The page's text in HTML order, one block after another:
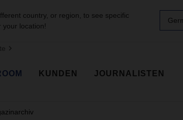
country, or region, to see specific
your location!
KUNDEN JOURNALISTEN